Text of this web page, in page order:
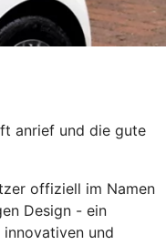
anrief und die gute
offiziell im Namen
Design - ein
und